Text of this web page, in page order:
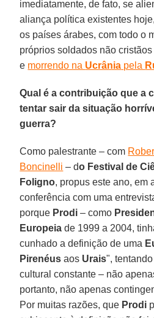
imediatamente, de fato, se
aliança política existentes
os países árabes, com todo o
próprios soldados não
e morrendo na Ucrânia pela
Qual é a contribuição que a
tentar sair da situação
guerra?
Como palestrante – com
Boncinelli – do Festival de
Foligno, propus este ano, em
conferência com uma
porque Prodi – como
Europeia de 1999 a 2004,
cunhado a definição de uma
Pirenéus aos Urais",
cultural constante – não
portanto, não apenas
Por muitas razões, que Prodi